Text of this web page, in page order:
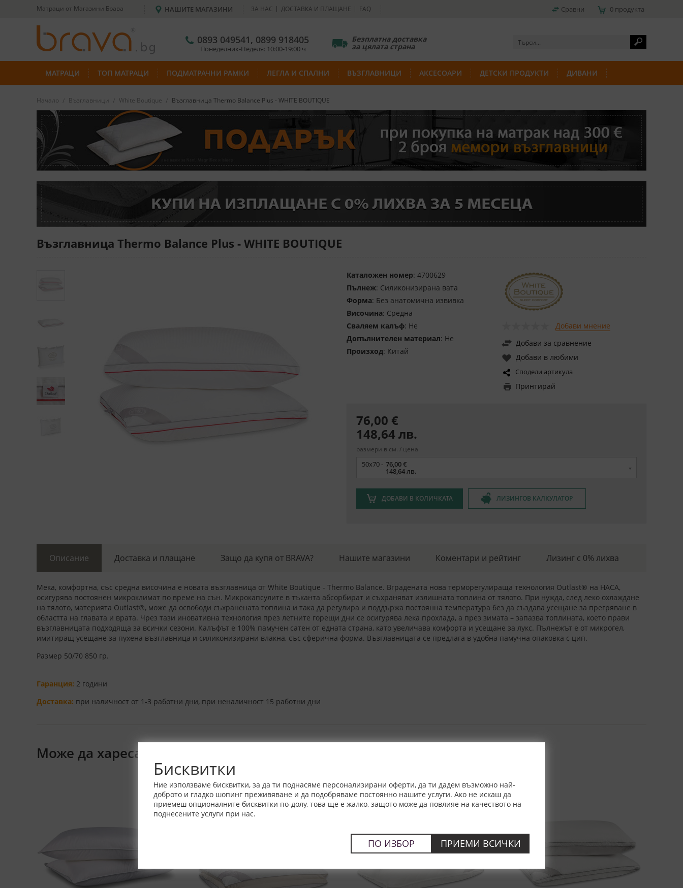
Бисквитки
Ние използваме бисквитки, за да ти поднасяме персонализирани оферти, да ти дадем възможно най-
доброто и гладко шопинг преживяване и да подобряваме постоянно нашите услуги. Ако не искаш да
приемеш опционалните бисквитки по-долу, това ще е жалко, защото може да повлияе на качеството на
поднесените услуги при нас.
ПО ИЗБОР ПРИЕМИ ВСИЧКИ
Матраци от Магазини Брава НАШИТЕ МАГАЗИНИ ЗА НАС ДОСТАВКА И ПЛАЩАНЕ FAQ Сравни 0 продукта
0893 049541, 0899 918405
Понеделник-Неделя: 10:00-19:00 ч
Безплатна доставка
за цялата страна
МАТРАЦИ ТОП МАТРАЦИ ПОДМАТРАЧНИ РАМКИ ЛЕГЛА И СПАЛНИ ВЪЗГЛАВНИЦИ АКСЕСОАРИ ДЕТСКИ ПРОДУКТИ ДИВАНИ
Начало Възглавници White Boutique Възглавница Thermo Balance Plus - WHITE BOUTIQUE
Възглавница Thermo Balance Plus - WHITE BOUTIQUE
Каталожен номер: 4700629
Пълнеж: Силиконизирана вата
Форма: Без анатомична извивка
Височина: Средна
Сваляем калъф: Не
Допълнителен материал: Не
Произход: Китай
Добави мнение
Добави за сравнение
Добави в любими
Сподели артикула
Принтирай
76,00 €
148,64 лв.
размери в см. / цена
Размер
50х70 - 76,00 €
148,64 лв.
ДОБАВИ В КОЛИЧКАТА ЛИЗИНГОВ КАЛКУЛАТОР
Описание Доставка и плащане Защо да купя от BRAVA? Нашите магазини Коментари и рейтинг Лизинг с 0% лихва
Мека, комфортна, със средна височина е новата възглавница от White Boutique - Thermo Balance. Вградената нова терморегулираща технология Outlast® на НАСА,
осигурява постоянен микроклимат по време на сън. Микрокапсулите в тъканта абсорбират и съхраняват излишната топлина от тялото. При нужда, след леко охлаждане
на тялото, материята Outlast®, може да освободи съхранената топлина и така да регулира и поддържа постоянна температура без да създава усещане за прегряване в
областта на главата и врата. Чрез тази иновативна технология през летните горещи дни се осигурява лека прохлада, а през зимата – запазва топлината, което прави
възглавницата подходяща за всички сезони. Калъфът е 100% памучен сатен от едната страна, като увеличава комфорта и усещане за лукс. Пълнежът е от микрогел,
имитиращ усещане за пухена възглавница и силиконизирани влакна, със сферична форма. Възглавницата се предлага в удобна памучна опаковка с цип.
Размер 50/70 850 гр.
Гаранция: 2 години
Доставка: при наличност от 1-3 работни дни, при неналичност 15 работни дни
Може да харесате също